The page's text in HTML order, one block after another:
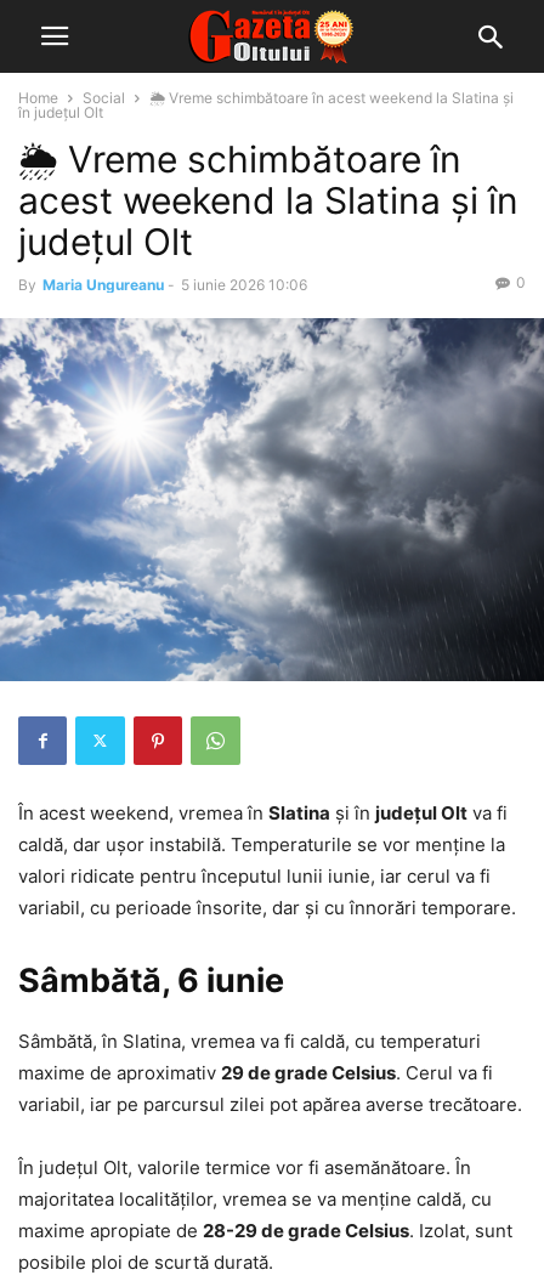
Home Social
🌦️ Vreme schimbătoare în acest weekend la Slatina și
în județul Olt
🌦️ Vreme schimbătoare în
acest weekend la Slatina și în
județul Olt
By Maria Ungureanu - 5 iunie 2026 10:06 0
În acest weekend, vremea în Slatina și în județul Olt va fi
caldă, dar ușor instabilă. Temperaturile se vor menține la
valori ridicate pentru începutul lunii iunie, iar cerul va fi
variabil, cu perioade însorite, dar și cu înnorări temporare.
Sâmbătă, 6 iunie
Sâmbătă, în Slatina, vremea va fi caldă, cu temperaturi
maxime de aproximativ 29 de grade Celsius. Cerul va fi
variabil, iar pe parcursul zilei pot apărea averse trecătoare.
În județul Olt, valorile termice vor fi asemănătoare. În
majoritatea localităților, vremea se va menține caldă, cu
maxime apropiate de 28-29 de grade Celsius. Izolat, sunt
posibile ploi de scurtă durată.